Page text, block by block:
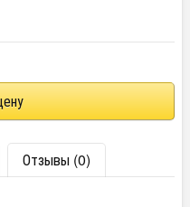
Отзывы (0)